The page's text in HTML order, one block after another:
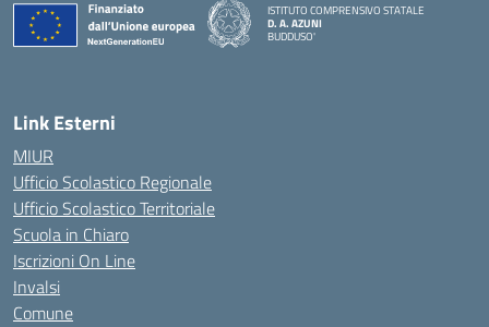
ISTITUTO COMPRENSIVO STATALE
D. A. AZUNI
BUDDUSO'
Link Esterni
MIUR
Ufficio Scolastico Regionale
Ufficio Scolastico Territoriale
Scuola in Chiaro
Iscrizioni On Line
Invalsi
Comune